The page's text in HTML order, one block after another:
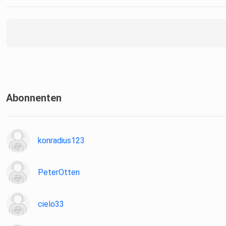
Abonnenten
konradius123
PeterOtten
cielo33